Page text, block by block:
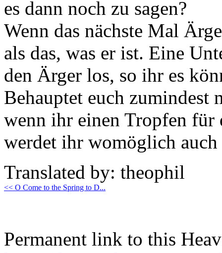
es dann noch zu sagen?
Wenn das nächste Mal
als das, was er ist. Eine
den Ärger los, so ihr es
Behauptet euch zumindest
wenn ihr einen Tropfen für
werdet ihr womöglich
Translated by: theophil
<< O Come to the Spring to D...
Permanent link to this